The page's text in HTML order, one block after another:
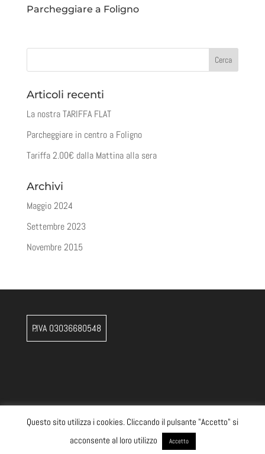
Parcheggiare a Foligno
Articoli recenti
La nostra TARIFFA FLAT
Parcheggiare in centro a Foligno
Tariffa 2.00€ dalla Mattina alla sera
Archivi
Maggio 2024
Settembre 2023
Novembre 2015
P.IVA 03036680548
Questo sito utilizza i cookies. Cliccando il pulsante "Accetto" si
acconsente al loro utilizzo
Accetto